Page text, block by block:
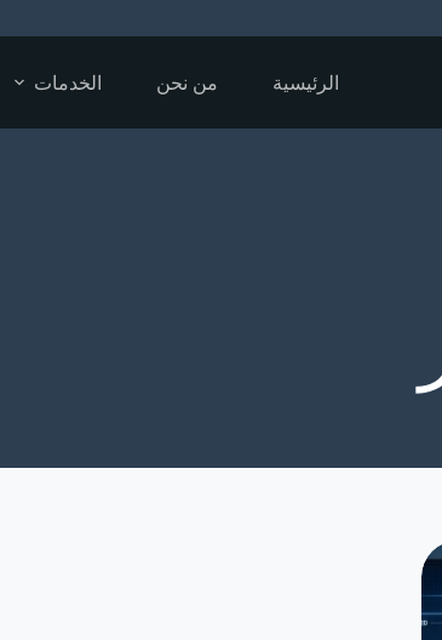
الرئيسية من نحن الخدمات